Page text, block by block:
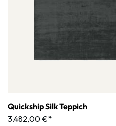
Quickship Silk Teppich
3.482,00 €*